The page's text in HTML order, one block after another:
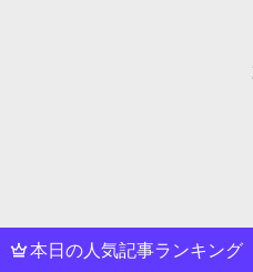
本日の人気記事ランキング